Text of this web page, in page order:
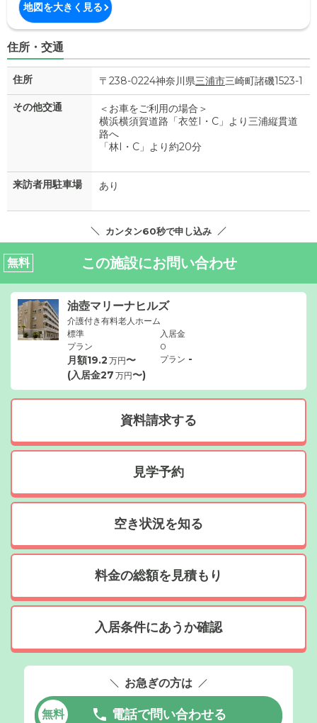
地図を大きく見る
住所・交通
住所 〒238-0224神奈川県三浦市三崎町諸磯1523-1
その他交通
＜お車をご利用の場合＞
横浜横須賀道路「衣笠I・C」より三浦縦貫道
路へ
「林I・C」より約20分
来訪者用駐車場 あり
カンタン60秒で申し込み
無料 この施設にお問い合わせ
油壺マリーナヒルズ
介護付き有料老人ホーム
標準
プラン
月額19.2 万円〜
(入居金27 万円〜)
入居金
0
プラン -
資料請求する
見学予約
空き状況を知る
料金の総額を見積もり
入居条件にあうか確認
お急ぎの方は
無料 電話で問い合わせる